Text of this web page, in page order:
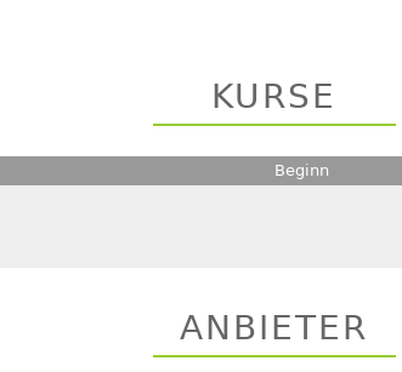
KURSE
Beginn
ANBIETER